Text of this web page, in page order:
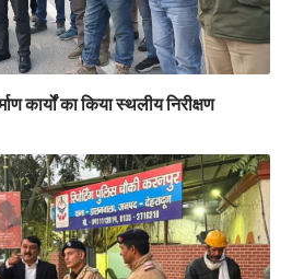
कार्यों का किया स्थलीय निरीक्षण